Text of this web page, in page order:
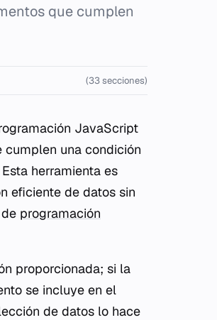
que cumplen
(33 secciones)
JavaScript
una condición
herramienta es
eficiente de datos sin
programación
proporcionada; si la
se incluye en el
de datos lo hace